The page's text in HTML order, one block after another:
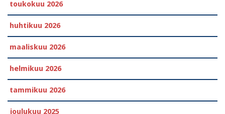
toukokuu 2026
huhtikuu 2026
maaliskuu 2026
helmikuu 2026
tammikuu 2026
joulukuu 2025